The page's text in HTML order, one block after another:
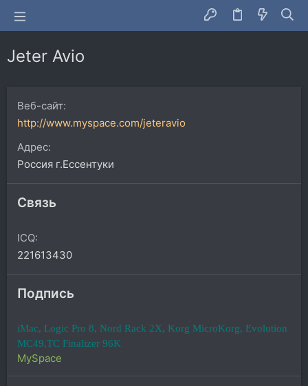
Jeter Avio
Веб-сайт
http://www.myspace.com/jeteravio
Адрес
Россия г.Ессентуки
Связь
ICQ
221613430
Подпись
iMac, Logic Pro 8, Nord Rack 2X, Korg MicroKorg, Evolution
MC49,TC Finalizer 96K
MySpace